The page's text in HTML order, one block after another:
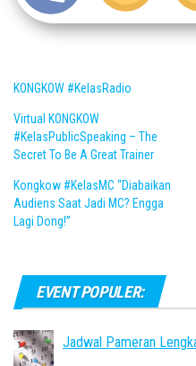
KONGKOW #KelasRadio
Virtual KONGKOW
#KelasPublicSpeaking – The
Secret To Be A Great Trainer
Kongkow #KelasMC “Diabaikan
Audiens Saat Jadi MC? Engga
Lagi Dong!”
EVENT POPULER:
Jadwal Pameran